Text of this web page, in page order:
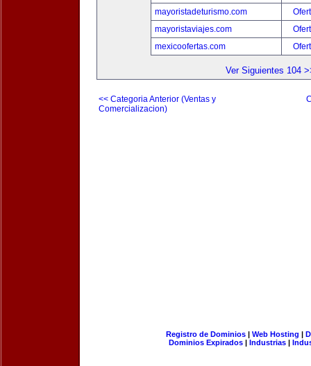
mayoristadeturismo.com
mayoristaviajes.com
mexicoofertas.com
Ver Siguientes 104
<< Categoria Anterior (Ventas y
Comercializacion)
Registro de Dominios| Web Hosting |
Dominios Expirados | Industrias |